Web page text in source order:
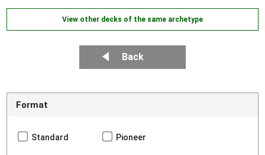
View other decks of the same archetype
Back
Format
Standard Pioneer